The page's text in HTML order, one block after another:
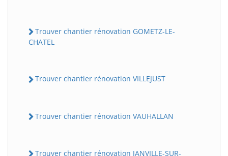
Trouver chantier rénovation GOMETZ-LE-
CHATEL
Trouver chantier rénovation VILLEJUST
Trouver chantier rénovation VAUHALLAN
Trouver chantier rénovation JANVILLE-SUR-